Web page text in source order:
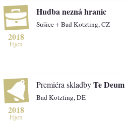
2018
říjen
Hudba nezná hranic
Sušice + Bad Kotzting, CZ
2018
říjen
Premiéra skladbyTe Deum
Bad Kotzting, DE